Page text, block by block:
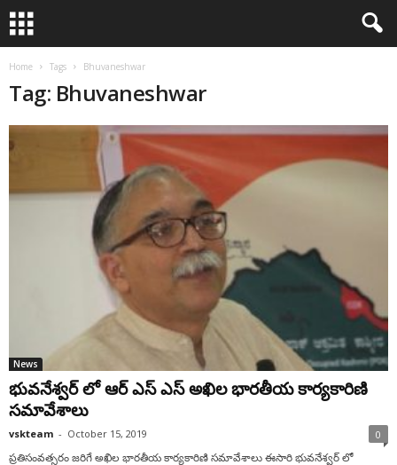
Home Tags Bhuvaneshwar
Tag: Bhuvaneshwar
News
భువనేశ్వర్ లో ఆర్ ఎస్ ఎస్ అఖిల భారతీయ కార్యకారిణి
సమావేశాలు
vskteam - October 15, 2019 0
ప్రతిసంవత్సరం జరిగే అఖిల భారతీయ కార్యకారిణి సమావేశాలు ఈసారి భువనేశ్వర్ లో